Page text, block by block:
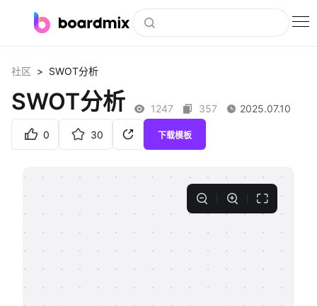
社区资源
企业服务
私有化部署
社区 > SWOT分析
SWOT分析 1247 357 2025.07.10
0 30 下载模板